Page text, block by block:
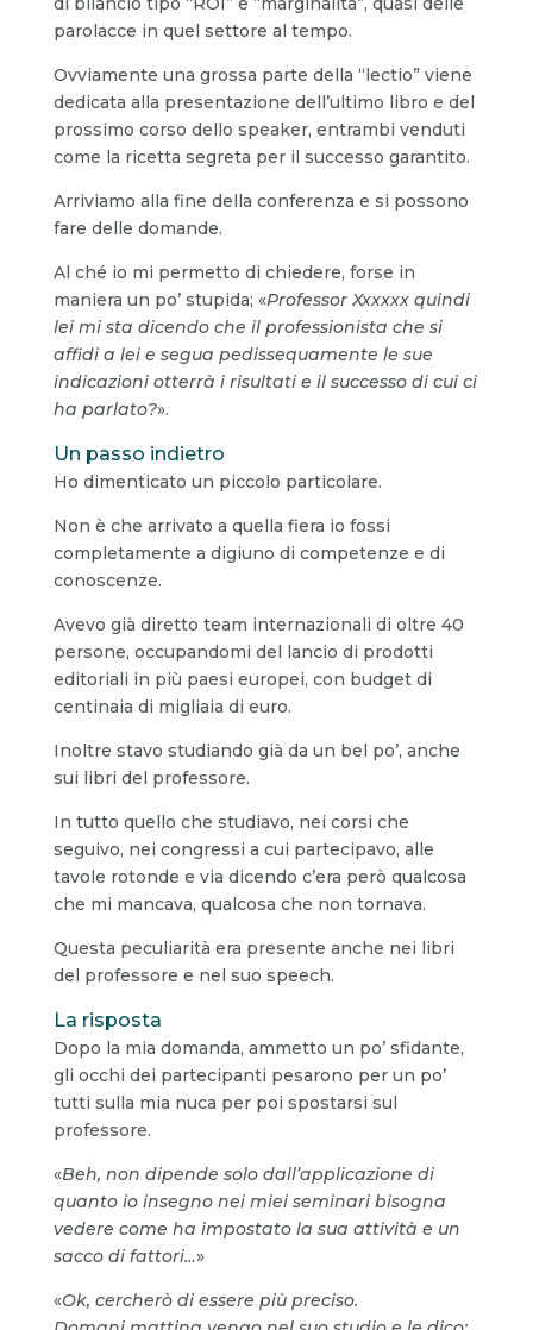
parolacce in quel settore al tempo.
Ovviamente una grossa parte della “lectio” viene
dedicata alla presentazione dell’ultimo libro e del
prossimo corso dello speaker, entrambi venduti
come la ricetta segreta per il successo garantito.
Arriviamo alla fine della conferenza e si possono
fare delle domande.
Al ché io mi permetto di chiedere, forse in
maniera un po’ stupida; «Professor Xxxxxx quindi
lei mi sta dicendo che il professionista che si
affidi a lei e segua pedissequamente le sue
indicazioni otterrà i risultati e il successo di cui ci
ha parlato?».
Un passo indietro
Ho dimenticato un piccolo particolare.
Non è che arrivato a quella fiera io fossi
completamente a digiuno di competenze e di
conoscenze.
Avevo già diretto team internazionali di oltre 40
persone, occupandomi del lancio di prodotti
editoriali in più paesi europei, con budget di
centinaia di migliaia di euro.
Inoltre stavo studiando già da un bel po’, anche
sui libri del professore.
In tutto quello che studiavo, nei corsi che
seguivo, nei congressi a cui partecipavo, alle
tavole rotonde e via dicendo c’era però qualcosa
che mi mancava, qualcosa che non tornava.
Questa peculiarità era presente anche nei libri
del professore e nel suo speech.
La risposta
Dopo la mia domanda, ammetto un po’ sfidante,
gli occhi dei partecipanti pesarono per un po’
tutti sulla mia nuca per poi spostarsi sul
professore.
«Beh, non dipende solo dall’applicazione di
quanto io insegno nei miei seminari bisogna
vedere come ha impostato la sua attività e un
sacco di fattori…»
«Ok, cercherò di essere più preciso.